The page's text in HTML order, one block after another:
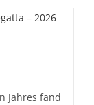
Jahres fand